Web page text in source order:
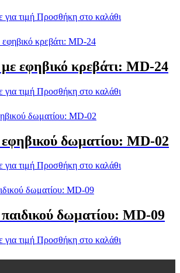
για τιμή Προσθήκη στο καλάθι
εφηβικό κρεβάτι: MD-24
για τιμή Προσθήκη στο καλάθι
δωματίου: MD-02
για τιμή Προσθήκη στο καλάθι
δωματίου: MD-09
για τιμή Προσθήκη στο καλάθι